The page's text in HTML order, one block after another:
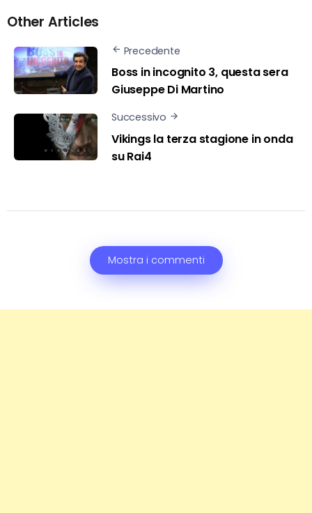
Other Articles
Precedente
Boss in incognito 3, questa sera
Giuseppe Di Martino
Successivo
Vikings la terza stagione in onda
su Rai4
Mostra i commenti